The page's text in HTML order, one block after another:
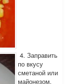
4. Заправить
по вкусу
сметаной или
майонезом.